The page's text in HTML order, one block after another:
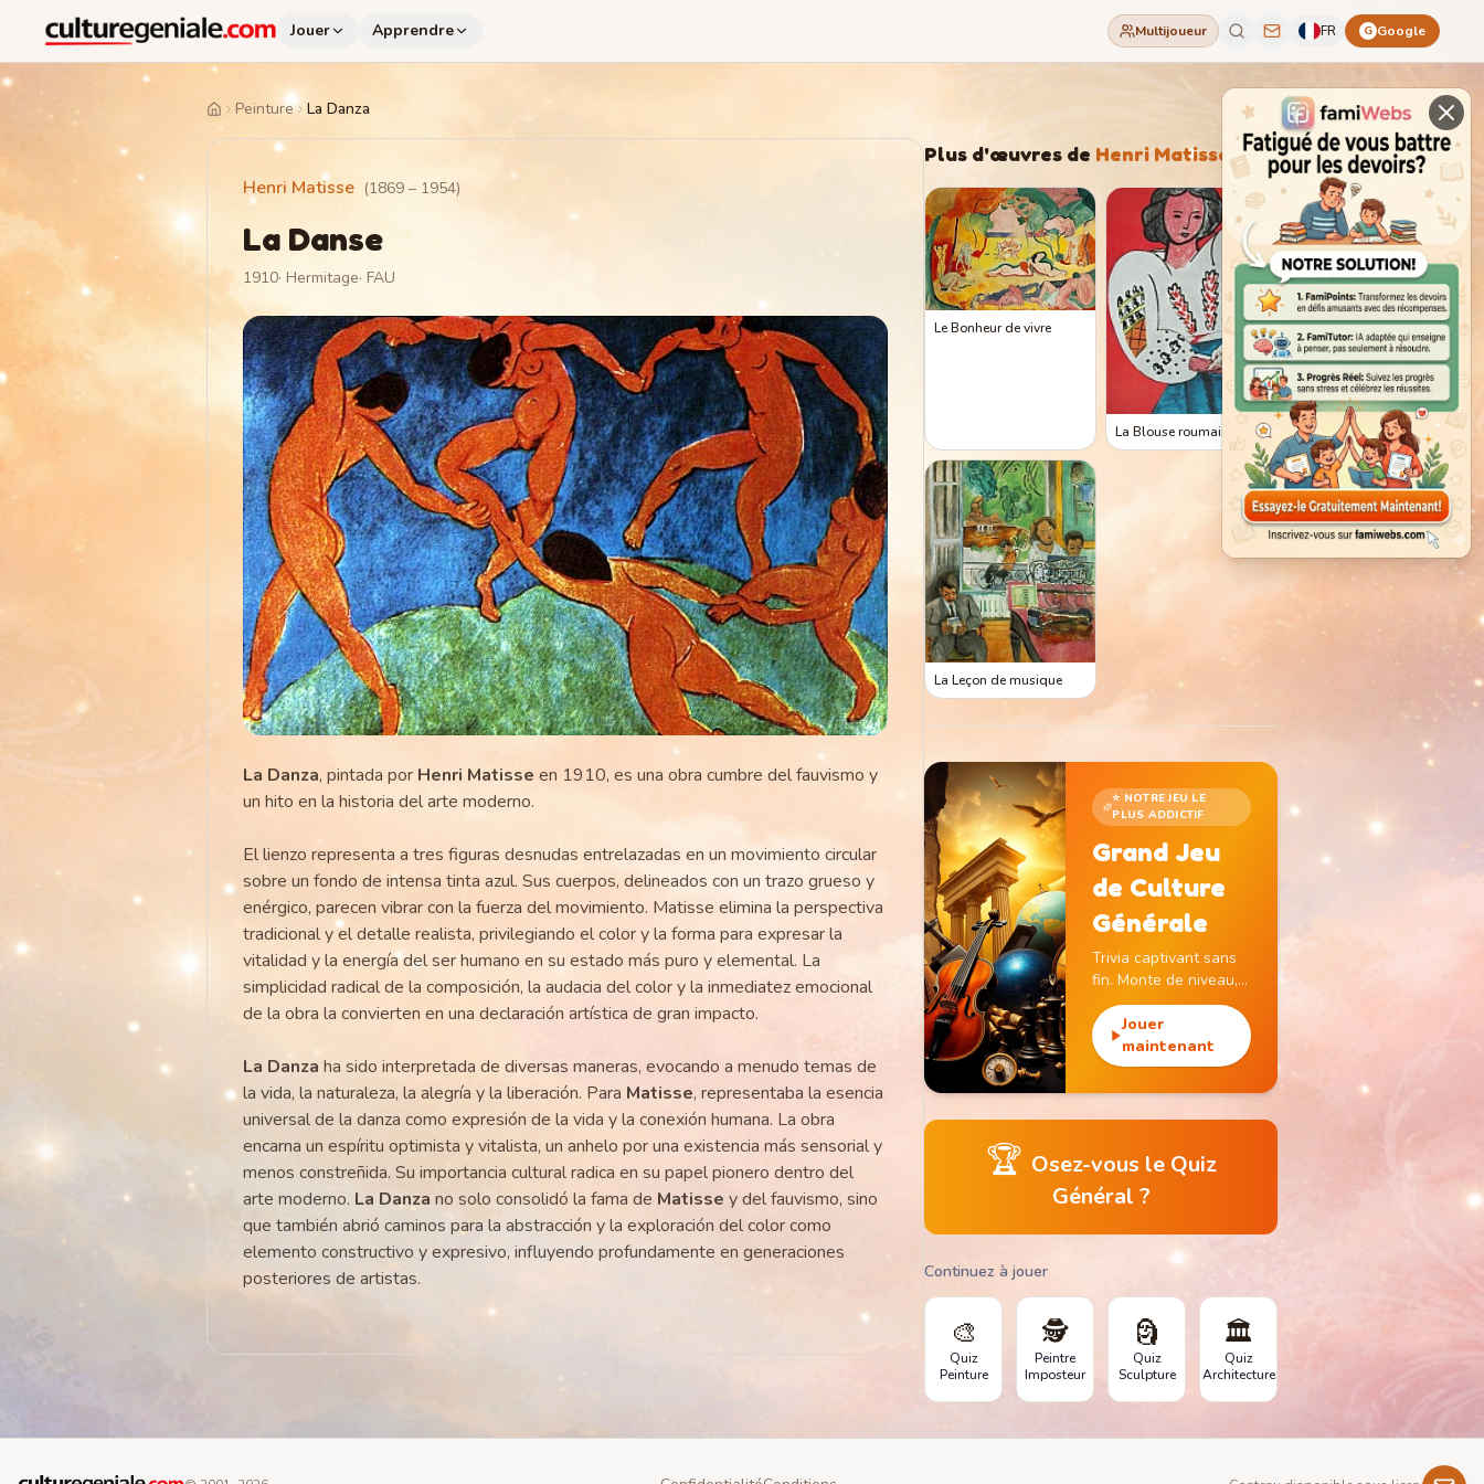
Jouer Apprendre Multijoueur FR G Google
HomePeinture La Danza
Henri Matisse (1869– 1954)
La Danse
1910· Hermitage· FAU
La Danza, pintada por Henri Matisse en 1910, es una obra cumbre del fauvismo y
un hito en la historia del arte moderno.
El lienzo representa a tres figuras desnudas entrelazadas en un movimiento circular
sobre un fondo de intensa tinta azul. Sus cuerpos, delineados con un trazo grueso y
enérgico, parecen vibrar con la fuerza del movimiento. Matisse elimina la perspectiva
tradicional y el detalle realista, privilegiando el color y la forma para expresar la
vitalidad y la energía del ser humano en su estado más puro y elemental. La
simplicidad radical de la composición, la audacia del color y la inmediatez emocional
de la obra la convierten en una declaración artística de gran impacto.
La Danza ha sido interpretada de diversas maneras, evocando a menudo temas de
la vida, la naturaleza, la alegría y la liberación. Para Matisse, representaba la esencia
universal de la danza como expresión de la vida y la conexión humana. La obra
encarna un espíritu optimista y vitalista, un anhelo por una existencia más sensorial y
menos constreñida. Su importancia cultural radica en su papel pionero dentro del
arte moderno. La Danza no solo consolidó la fama de Matisse y del fauvismo, sino
que también abrió caminos para la abstracción y la exploración del color como
elemento constructivo y expresivo, influyendo profundamente en generaciones
posteriores de artistas.
Plus d'œuvres de Henri Matisse
Le Bonheur de vivre
La Blouse roumaine
La Leçon de musique
⭐ NOTRE JEU LE
PLUS ADDICTIF
Grand Jeu
de Culture
Générale
Trivia captivant sans
fin. Monte de niveau,
gagne des pièces et
débloque des
monuments
emblématiques.
Jouer
maintenant
🏆 Osez-vous le Quiz
Général ?
Continuez à jouer
🎨
Quiz
Peinture
🕵️
Peintre
Imposteur
🗿
Quiz
Sculpture
🏛️
Quiz
Architecture